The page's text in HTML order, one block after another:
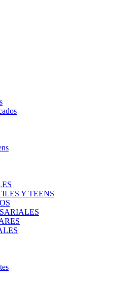
Y TEENS